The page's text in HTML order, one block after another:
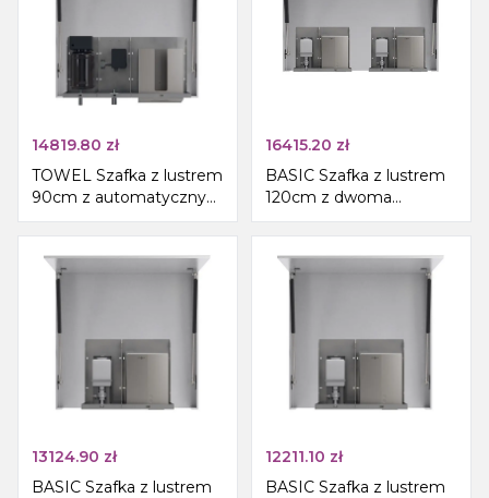
14819.80 zł
TOWEL Szafka z lustrem
90cm z automatycznym
dozownikiem mydła, z
baterią i dozownikiem
ręczników papierowych
16415.20 zł
BASIC Szafka z lustrem
120cm z dwoma
automatycznym
dozownikami mydła i
dwoma suszarkąmi do
13124.90 zł
BASIC Szafka z lustrem
12211.10 zł
BASIC Szafka z lustrem